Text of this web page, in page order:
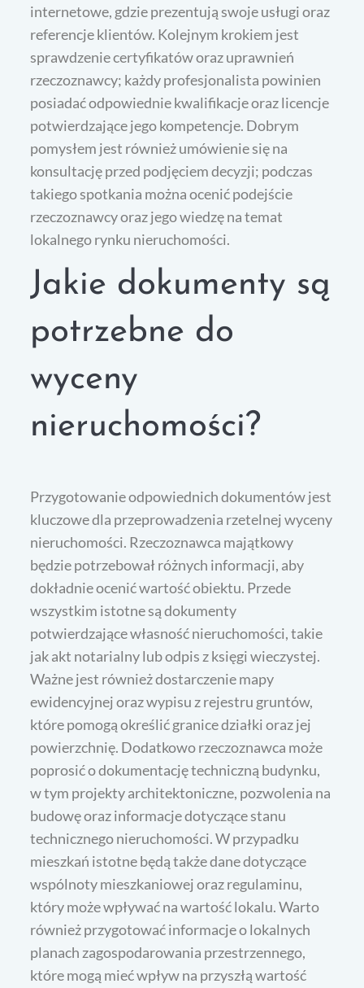
internetowe, gdzie prezentują swoje usługi oraz
referencje klientów. Kolejnym krokiem jest
sprawdzenie certyfikatów oraz uprawnień
rzeczoznawcy; każdy profesjonalista powinien
posiadać odpowiednie kwalifikacje oraz licencje
potwierdzające jego kompetencje. Dobrym
pomysłem jest również umówienie się na
konsultację przed podjęciem decyzji; podczas
takiego spotkania można ocenić podejście
rzeczoznawcy oraz jego wiedzę na temat
lokalnego rynku nieruchomości.
Jakie dokumenty są
potrzebne do
wyceny
nieruchomości?
Przygotowanie odpowiednich dokumentów jest
kluczowe dla przeprowadzenia rzetelnej wyceny
nieruchomości. Rzeczoznawca majątkowy
będzie potrzebował różnych informacji, aby
dokładnie ocenić wartość obiektu. Przede
wszystkim istotne są dokumenty
potwierdzające własność nieruchomości, takie
jak akt notarialny lub odpis z księgi wieczystej.
Ważne jest również dostarczenie mapy
ewidencyjnej oraz wypisu z rejestru gruntów,
które pomogą określić granice działki oraz jej
powierzchnię. Dodatkowo rzeczoznawca może
poprosić o dokumentację techniczną budynku,
w tym projekty architektoniczne, pozwolenia na
budowę oraz informacje dotyczące stanu
technicznego nieruchomości. W przypadku
mieszkań istotne będą także dane dotyczące
wspólnoty mieszkaniowej oraz regulaminu,
który może wpływać na wartość lokalu. Warto
również przygotować informacje o lokalnych
planach zagospodarowania przestrzennego,
które mogą mieć wpływ na przyszłą wartość